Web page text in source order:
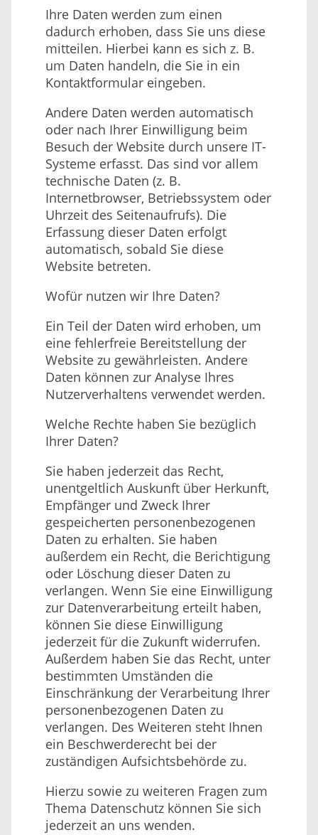
Ihre Daten werden zum einen
dadurch erhoben, dass Sie uns diese
mitteilen. Hierbei kann es sich z. B.
um Daten handeln, die Sie in ein
Kontaktformular eingeben.
Andere Daten werden automatisch
oder nach Ihrer Einwilligung beim
Besuch der Website durch unsere IT-
Systeme erfasst. Das sind vor allem
technische Daten (z. B.
Internetbrowser, Betriebssystem oder
Uhrzeit des Seitenaufrufs). Die
Erfassung dieser Daten erfolgt
automatisch, sobald Sie diese
Website betreten.
Wofür nutzen wir Ihre Daten?
Ein Teil der Daten wird erhoben, um
eine fehlerfreie Bereitstellung der
Website zu gewährleisten. Andere
Daten können zur Analyse Ihres
Nutzerverhaltens verwendet werden.
Welche Rechte haben Sie bezüglich
Ihrer Daten?
Sie haben jederzeit das Recht,
unentgeltlich Auskunft über Herkunft,
Empfänger und Zweck Ihrer
gespeicherten personenbezogenen
Daten zu erhalten. Sie haben
außerdem ein Recht, die Berichtigung
oder Löschung dieser Daten zu
verlangen. Wenn Sie eine Einwilligung
zur Datenverarbeitung erteilt haben,
können Sie diese Einwilligung
jederzeit für die Zukunft widerrufen.
Außerdem haben Sie das Recht, unter
bestimmten Umständen die
Einschränkung der Verarbeitung Ihrer
personenbezogenen Daten zu
verlangen. Des Weiteren steht Ihnen
ein Beschwerderecht bei der
zuständigen Aufsichtsbehörde zu.
Hierzu sowie zu weiteren Fragen zum
Thema Datenschutz können Sie sich
jederzeit an uns wenden.